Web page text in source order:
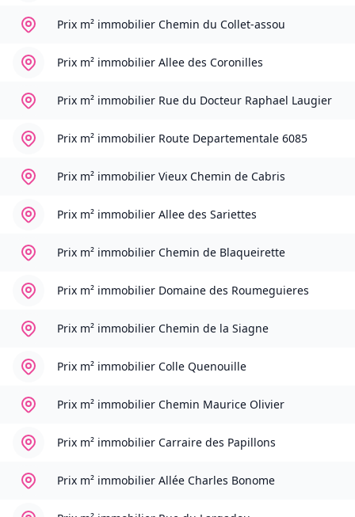
Prix m² immobilier Chemin du Collet-assou
Prix m² immobilier Allee des Coronilles
Prix m² immobilier Rue du Docteur Raphael Laugier
Prix m² immobilier Route Departementale 6085
Prix m² immobilier Vieux Chemin de Cabris
Prix m² immobilier Allee des Sariettes
Prix m² immobilier Chemin de Blaqueirette
Prix m² immobilier Domaine des Roumeguieres
Prix m² immobilier Chemin de la Siagne
Prix m² immobilier Colle Quenouille
Prix m² immobilier Chemin Maurice Olivier
Prix m² immobilier Carraire des Papillons
Prix m² immobilier Allée Charles Bonome